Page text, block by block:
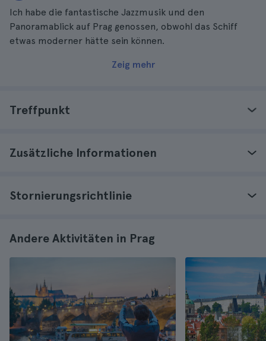
Ich habe die fantastische Jazzmusik und den
Panoramablick auf Prag genossen, obwohl das Schiff
etwas moderner hätte sein können.
Zeig mehr
Treffpunkt
Zusätzliche Informationen
Stornierungsrichtlinie
Andere Aktivitäten in Prag